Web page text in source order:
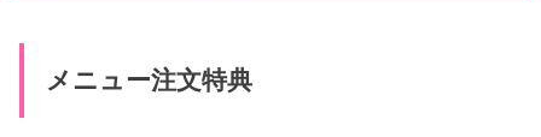
メニュー注文特典